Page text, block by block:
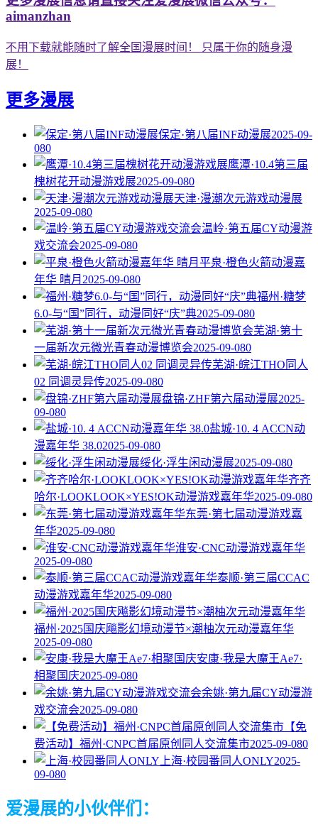
aimanzhan
不用下载就能随时了解全国漫展时间！ 只属于你的随身漫
展！
更多漫展
保定·第八届INF动漫展2025-09-
080
鹰潭·10.4第三届
槐树花开动漫游戏展2025-09-080
天津·漫潮次元游戏动漫展
2025-09-080
温岭·第五届CY动漫游
戏交流会2025-09-080
平泉·橙色火箭动漫嘉
年华 晴月 2025-09-080
福州·糖梦
6.0-与“国”同行，动漫同好“庆”典2025-09-080
芜湖·第十
一届新次元微光青春动漫博览会2025-09-080
芜湖·皖江THO同人
02 同调灵异传2025-09-080
盘锦·ZHF第六届动漫展2025-
09-080
盐城·10. 4 ACCN动
漫嘉年华 38.02025-09-080
绥化·浮生闲动漫展2025-09-080
齐齐
哈尔·LOOKLOOK×YES!OK动漫游戏嘉年华2025-09-080
东莞·第七届动漫游戏嘉
年华2025-09-080
淮安·CNC动漫游戏嘉年华
2025-09-080
泰顺·第三届CCAC
动漫游戏嘉年华2025-09-080
福州·2025国庆飚影幻境动漫节×潮柚次元动漫嘉年华
2025-09-080
安康·我是大魔王Ae7·
相聚国庆2025-09-080
余姚·第九届CY动漫游
戏交流会2025-09-080
【免
费活动】福州·CNPC首届原创同人交流集市2025-09-080
上海·校园番同人ONLY2025-
09-080
爱漫展的小伙伴们：